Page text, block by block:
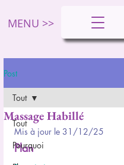
MENU >>
Post
Tout
Pourquoi
Tout
Massage Habillé
Mis à jour le 31/12/25
Plan